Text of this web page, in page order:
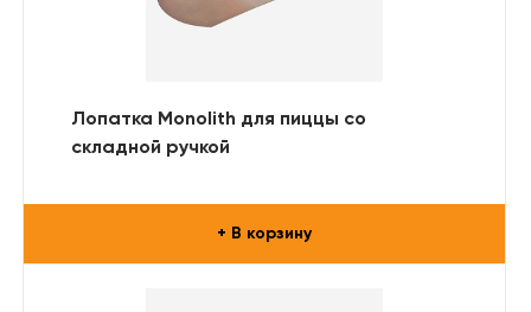
Лопатка Monolith для пиццы со
складной ручкой
+ В корзину